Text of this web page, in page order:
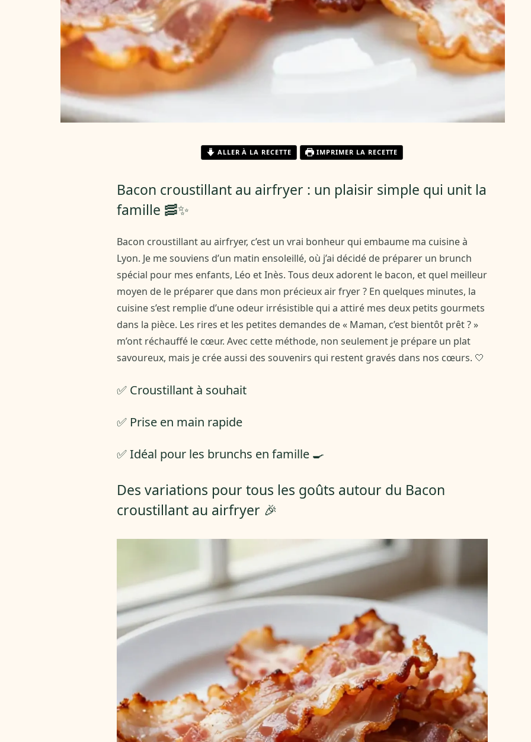
ALLER À LA RECETTE IMPRIMER LA RECETTE
Bacon croustillant au airfryer : un plaisir simple qui unit la
famille 🥓✨
Bacon croustillant au airfryer, c’est un vrai bonheur qui embaume ma cuisine à
Lyon. Je me souviens d’un matin ensoleillé, où j’ai décidé de préparer un brunch
spécial pour mes enfants, Léo et Inès. Tous deux adorent le bacon, et quel meilleur
moyen de le préparer que dans mon précieux air fryer ? En quelques minutes, la
cuisine s’est remplie d’une odeur irrésistible qui a attiré mes deux petits gourmets
dans la pièce. Les rires et les petites demandes de « Maman, c’est bientôt prêt ? »
m’ont réchauffé le cœur. Avec cette méthode, non seulement je prépare un plat
savoureux, mais je crée aussi des souvenirs qui restent gravés dans nos cœurs. 🤍
✅ Croustillant à souhait
✅ Prise en main rapide
✅ Idéal pour les brunchs en famille 🍳
Des variations pour tous les goûts autour du Bacon
croustillant au airfryer 🎉